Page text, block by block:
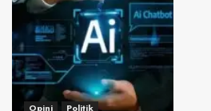
Opini Politik